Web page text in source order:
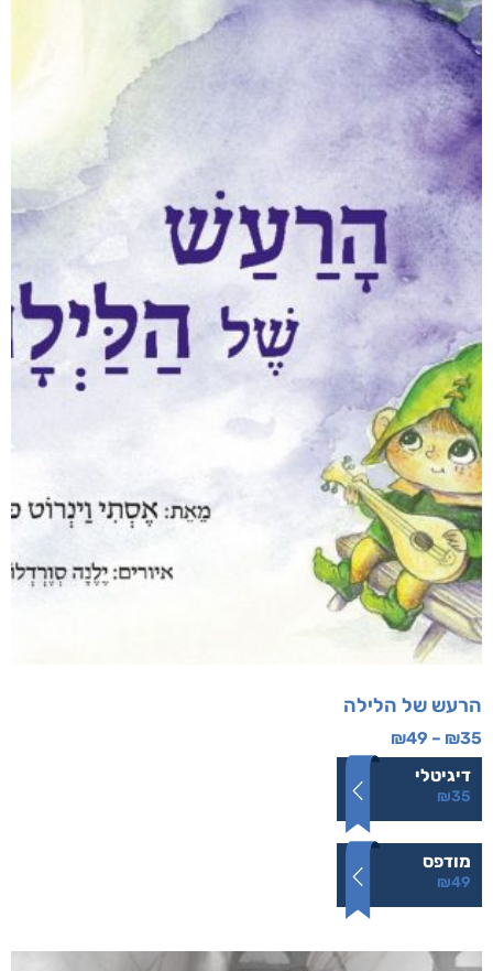
הרעש של הלילה
₪35
–
₪49
דיגיטלי
₪35
מודפס
₪49